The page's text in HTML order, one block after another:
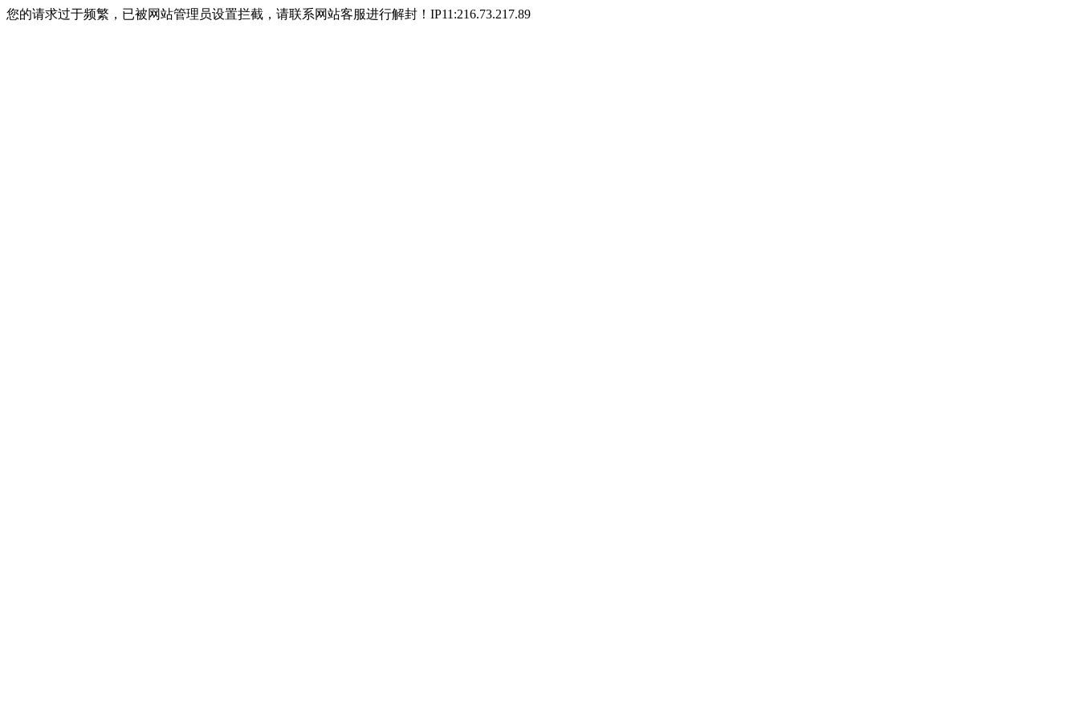
您的请求过于频繁，已被网站管理员设置拦截，请联系网站客服进行解封！IP11:216.73.217.89